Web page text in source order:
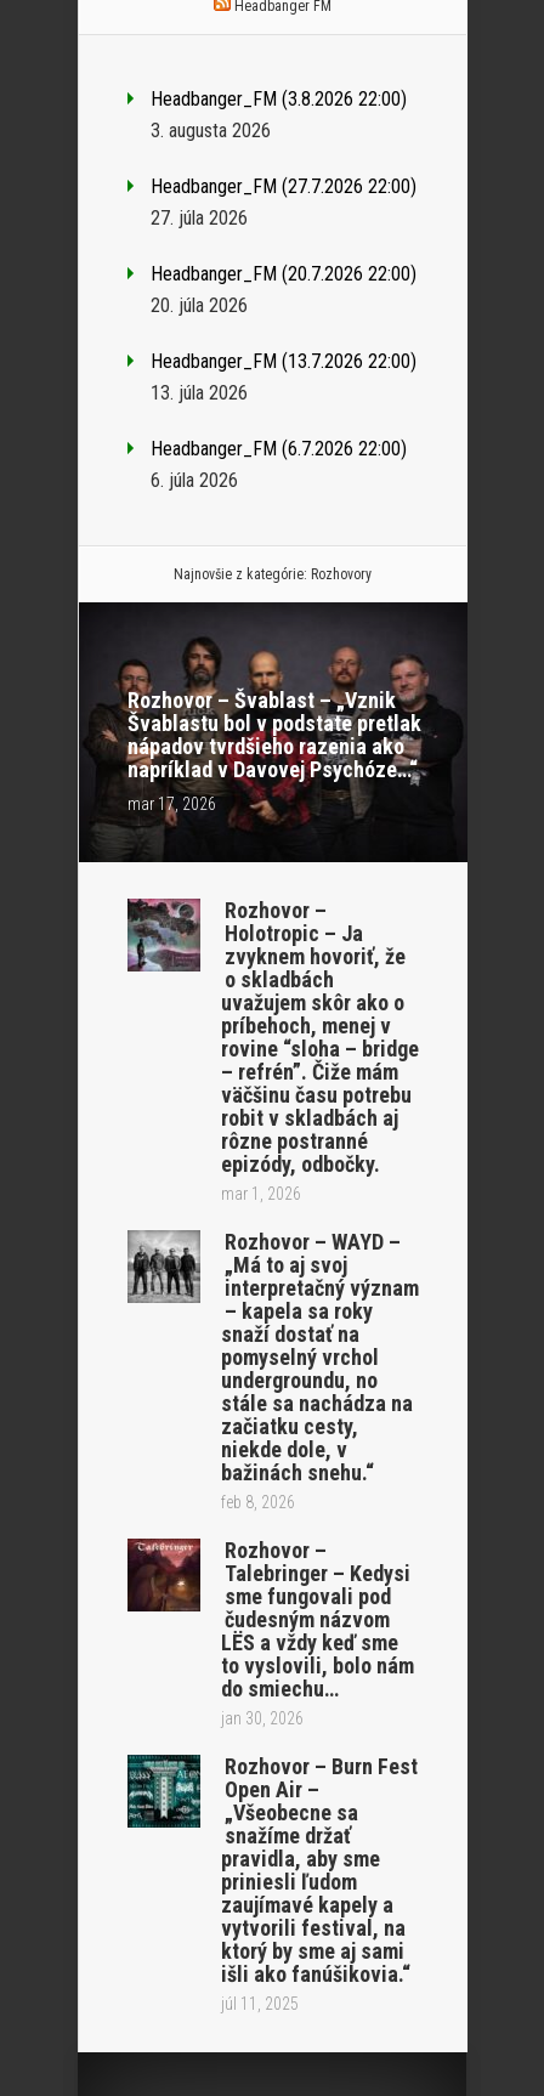
Headbanger FM
Headbanger_FM (3.8.2026 22:00)
3. augusta 2026
Headbanger_FM (27.7.2026 22:00)
27. júla 2026
Headbanger_FM (20.7.2026 22:00)
20. júla 2026
Headbanger_FM (13.7.2026 22:00)
13. júla 2026
Headbanger_FM (6.7.2026 22:00)
6. júla 2026
Najnovšie z kategórie: Rozhovory
Rozhovor – Švablast – „Vznik
Švablastu bol v podstate pretlak
nápadov tvrdšieho razenia ako
napríklad v Davovej Psychóze…“
mar 17, 2026
Rozhovor –
Holotropic – Ja
zvyknem hovoriť, že
o skladbách
uvažujem skôr ako o
príbehoch, menej v
rovine “sloha – bridge
– refrén”. Čiže mám
väčšinu času potrebu
robit v skladbách aj
rôzne postranné
epizódy, odbočky.
mar 1, 2026
Rozhovor – WAYD –
„Má to aj svoj
interpretačný význam
– kapela sa roky
snaží dostať na
pomyselný vrchol
undergroundu, no
stále sa nachádza na
začiatku cesty,
niekde dole, v
bažinách snehu.“
feb 8, 2026
Rozhovor –
Talebringer – Kedysi
sme fungovali pod
čudesným názvom
LËS a vždy keď sme
to vyslovili, bolo nám
do smiechu…
jan 30, 2026
Rozhovor – Burn Fest
Open Air –
„Všeobecne sa
snažíme držať
pravidla, aby sme
priniesli ľudom
zaujímavé kapely a
vytvorili festival, na
ktorý by sme aj sami
išli ako fanúšikovia.“
júl 11, 2025